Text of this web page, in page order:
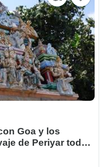
Goa y los
de Periyar todo